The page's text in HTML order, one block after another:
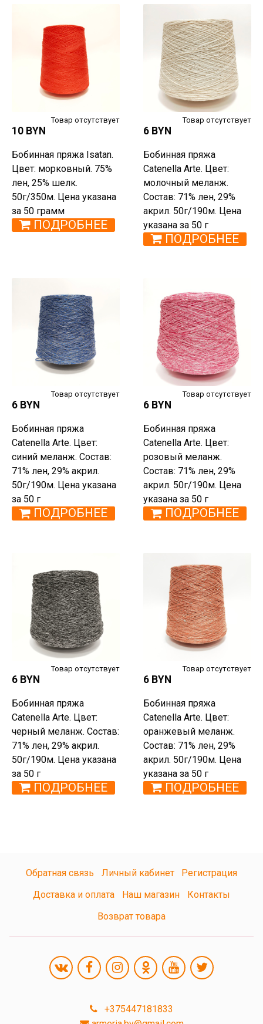
Товар отсутствует
10 BYN
Бобинная пряжа Isatan.
Цвет: морковный. 75%
лен, 25% шелк.
50г/350м. Цена указана
за 50 грамм
ПОДРОБНЕЕ
Товар отсутствует
6 BYN
Бобинная пряжа
Catenella Arte. Цвет:
молочный меланж.
Состав: 71% лен, 29%
акрил. 50г/190м. Цена
указана за 50 г
ПОДРОБНЕЕ
Товар отсутствует
6 BYN
Бобинная пряжа
Catenella Arte. Цвет:
синий меланж. Состав:
71% лен, 29% акрил.
50г/190м. Цена указана
за 50 г
ПОДРОБНЕЕ
Товар отсутствует
6 BYN
Бобинная пряжа
Catenella Arte. Цвет:
розовый меланж.
Состав: 71% лен, 29%
акрил. 50г/190м. Цена
указана за 50 г
ПОДРОБНЕЕ
Товар отсутствует
6 BYN
Бобинная пряжа
Catenella Arte. Цвет:
черный меланж. Состав:
71% лен, 29% акрил.
50г/190м. Цена указана
за 50 г
ПОДРОБНЕЕ
Товар отсутствует
6 BYN
Бобинная пряжа
Catenella Arte. Цвет:
оранжевый меланж.
Состав: 71% лен, 29%
акрил. 50г/190м. Цена
указана за 50 г
ПОДРОБНЕЕ
Обратная связь Личный кабинет
Регистрация
Доставка и оплата
Наш магазин
Контакты
Возврат товара
+375447181833